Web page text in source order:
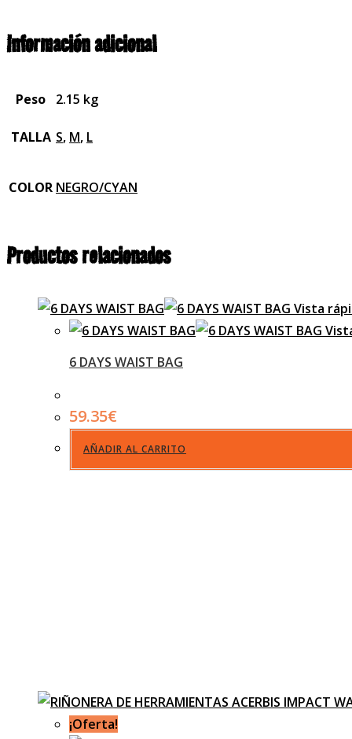
Información adicional
Peso 2.15 kg
TALLA S, M, L
COLOR NEGRO/CYAN
Productos relacionados
Vista
6 DAYS WAIST BAG
59.35€
AÑADIR AL CARRITO
¡Oferta!